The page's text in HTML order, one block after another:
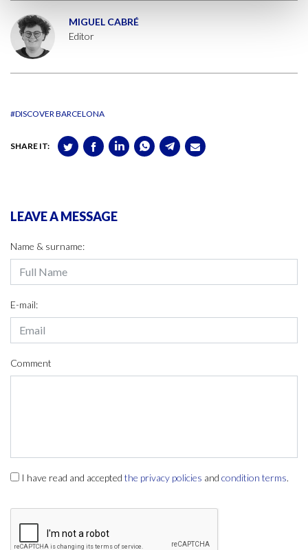
MIGUEL CABRÉ
Editor
#DISCOVER BARCELONA
SHARE IT:
LEAVE A MESSAGE
Name & surname:
E-mail:
Comment
I have read and accepted the privacy policies and condition terms.